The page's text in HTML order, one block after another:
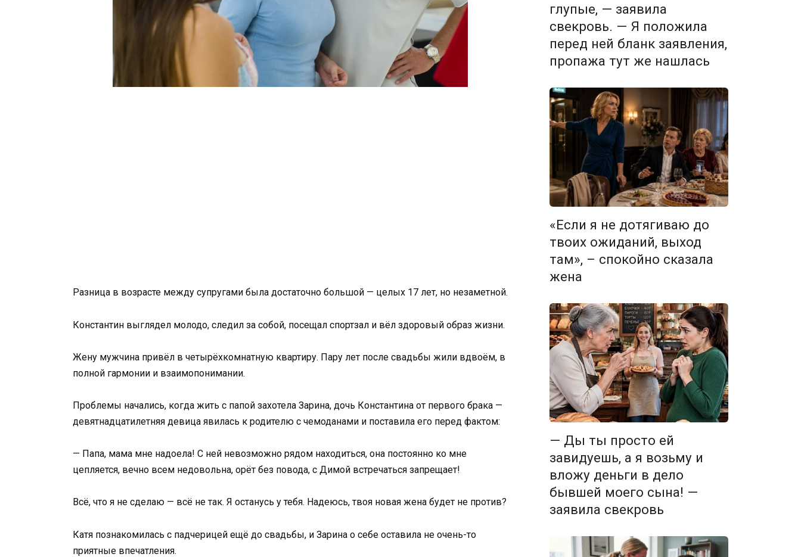
Разница в возрасте между супругами была достаточно большой — целых 17 лет, но незаметной.
Константин выглядел молодо, следил за собой, посещал спортзал и вёл здоровый образ жизни.
Жену мужчина привёл в четырёхкомнатную квартиру. Пару лет после свадьбы жили вдвоём, в
полной гармонии и взаимопонимании.
Проблемы начались, когда жить с папой захотела Зарина, дочь Константина от первого брака —
девятнадцатилетняя девица явилась к родителю с чемоданами и поставила его перед фактом:
— Папа, мама мне надоела! С ней невозможно рядом находиться, она постоянно ко мне
цепляется, вечно всем недовольна, орёт без повода, с Димой встречаться запрещает!
Всё, что я не сделаю — всё не так. Я останусь у тебя. Надеюсь, твоя новая жена будет не против?
Катя познакомилась с падчерицей ещё до свадьбы, и Зарина о себе оставила не очень-то
приятные впечатления.
глупые, — заявила
свекровь. — Я положила
перед ней бланк заявления,
пропажа тут же нашлась
«Если я не дотягиваю до
твоих ожиданий, выход
там», – спокойно сказала
жена
— Ды ты просто ей
завидуешь, а я возьму и
вложу деньги в дело
бывшей моего сына! —
заявила свекровь